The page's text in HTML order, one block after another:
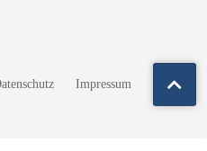
Impressum